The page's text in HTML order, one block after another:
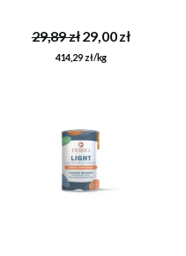
29,89 zł29,00 zł
414,29 zł/kg